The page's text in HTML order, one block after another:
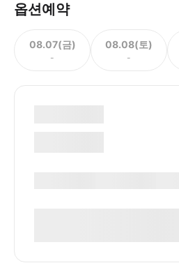
옵션예약
08.07(금)
-
08.08(토)
-